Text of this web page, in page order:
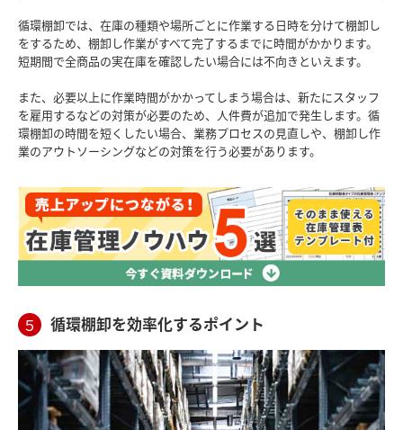
循環棚卸では、在庫の種類や場所ごとに作業する日時を分けて棚卸し
をするため、棚卸し作業がすべて完了するまでに時間がかかります。
短期間で全商品の実在庫を確認したい場合には不向きといえます。
また、必要以上に作業時間がかかってしまう場合は、新たにスタッフ
を雇用するなどの対策が必要のため、人件費が追加で発生します。循
環棚卸の時間を短くしたい場合、業務プロセスの見直しや、棚卸し作
業のアウトソーシングなどの対策を行う必要があります。
５ 循環棚卸を効率化するポイント